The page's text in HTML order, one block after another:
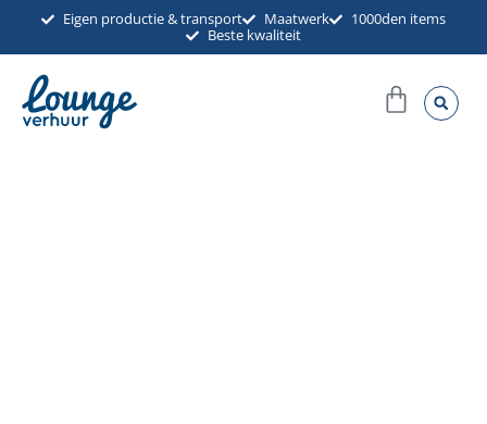
inhoud
Eigen productie & transport Maatwerk
1000den items
Beste kwaliteit